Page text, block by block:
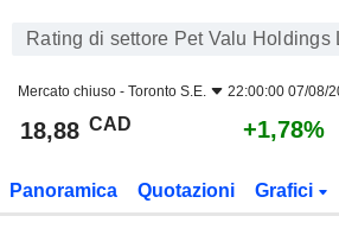
Rating di settore Pet Valu Holdings
Mercato chiuso - Toronto S.E. 22:00:00 07/08/
18,88 CAD +1,78%
Panoramica Quotazioni Grafici